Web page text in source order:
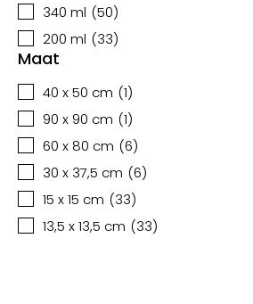
340 ml (50)
200 ml (33)
Maat
40 x 50 cm (1)
90 x 90 cm (1)
60 x 80 cm (6)
30 x 37,5 cm (6)
15 x 15 cm (33)
13,5 x 13,5 cm (33)